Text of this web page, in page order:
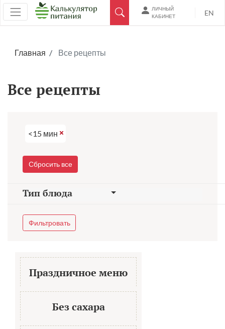
ЛИЧНЫЙ
КАБИНЕТ
EN
Главная Все рецепты
Все рецепты
<15 мин
Сбросить все
Тип блюда
Фильтровать
Праздничное меню
Без сахара